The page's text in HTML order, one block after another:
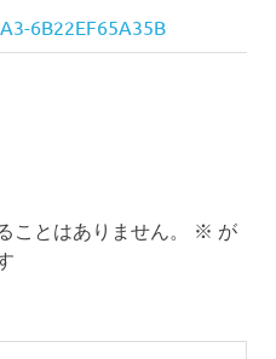
6B22EF65A35B
ことはありません。 ※ が